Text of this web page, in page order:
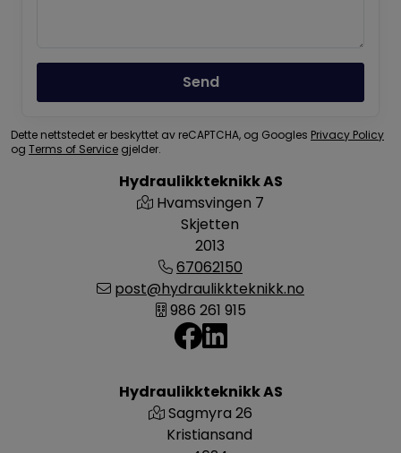
Hydraulikkteknikk AS
Hvamsvingen 7
Skjetten
2013
67062150
post@hydraulikkteknikk.no
986 261 915
Hydraulikkteknikk AS
Sagmyra 26
Kristiansand
Send
Dette nettstedet er beskyttet av reCAPTCHA, og Googles Privacy Policy
og Terms of Service gjelder.